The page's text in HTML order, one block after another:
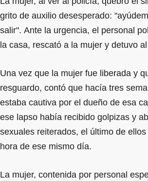
grito de auxilio desesperado:
salir". Ante la urgencia, el personal
la casa, rescató a la mujer y detuvo
Una vez que la mujer fue liberada y
resguardo, contó que hacía tres
estaba cautiva por el dueño de esa
ese lapso había recibido golpizas y
sexuales reiterados, el último de
hora de ese mismo día.
La mujer, contenida por personal